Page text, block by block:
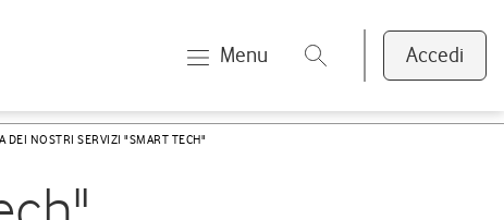
Menu Accedi
DEI NOSTRI SERVIZI "SMART TECH"